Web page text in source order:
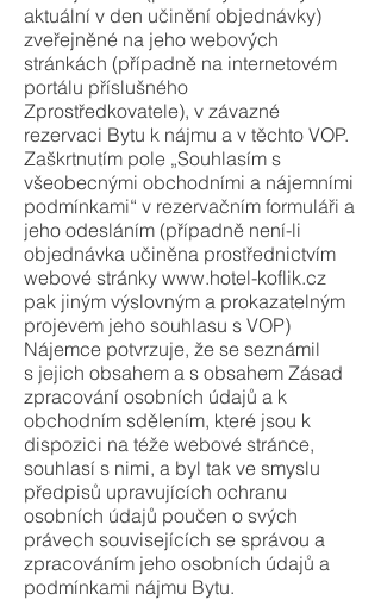
aktuální v den učinění objednávky)
zveřejněné na jeho webových
stránkách (případně na internetovém
portálu příslušného
Zprostředkovatele), v závazné
rezervaci Bytu k nájmu a v těchto VOP.
Zaškrtnutím pole „Souhlasím s
všeobecnými obchodními a nájemními
podmínkami“ v rezervačním formuláři a
jeho odesláním (případně není-li
objednávka učiněna prostřednictvím
webové stránky www.hotel-koflik.cz
pak jiným výslovným a prokazatelným
projevem jeho souhlasu s VOP)
Nájemce potvrzuje, že se seznámil
s jejich obsahem a s obsahem Zásad
zpracování osobních údajů a k
obchodním sdělením, které jsou k
dispozici na téže webové stránce,
souhlasí s nimi, a byl tak ve smyslu
předpisů upravujících ochranu
osobních údajů poučen o svých
právech souvisejících se správou a
zpracováním jeho osobních údajů a
podmínkami nájmu Bytu.